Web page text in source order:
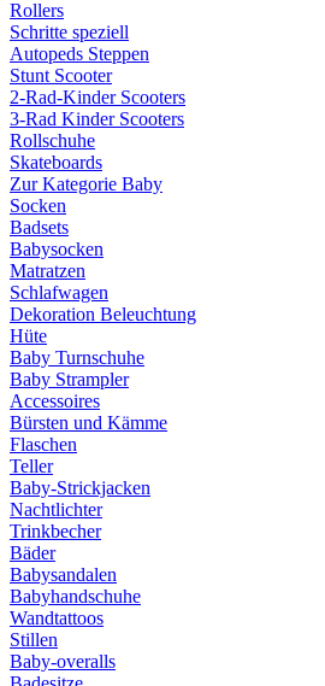
Rollers
Schritte speziell
Autopeds Steppen
Stunt Scooter
2-Rad-Kinder Scooters
3-Rad Kinder Scooters
Rollschuhe
Skateboards
Zur Kategorie Baby
Socken
Badsets
Babysocken
Matratzen
Schlafwagen
Dekoration Beleuchtung
Hüte
Baby Turnschuhe
Baby Strampler
Accessoires
Bürsten und Kämme
Flaschen
Teller
Baby-Strickjacken
Nachtlichter
Trinkbecher
Bäder
Babysandalen
Babyhandschuhe
Wandtattoos
Stillen
Baby-overalls